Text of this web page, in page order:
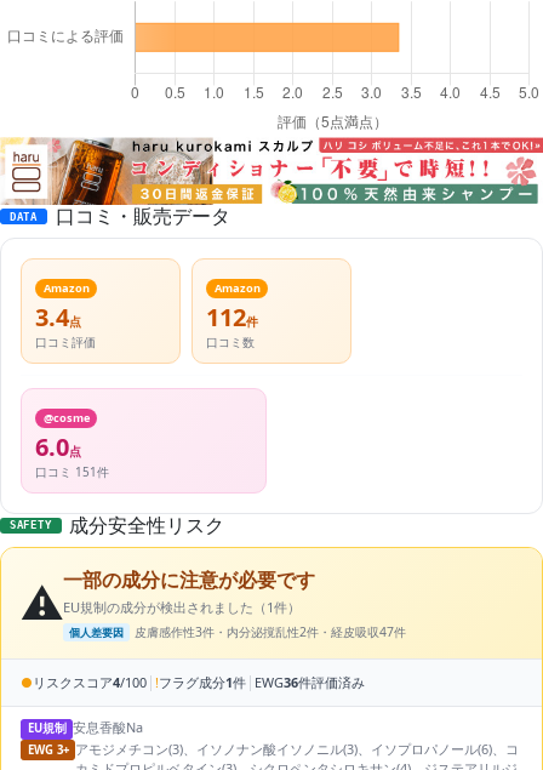
DATA 口コミ・販売データ
Amazon
3.4点
口コミ評価
Amazon
112件
口コミ数
@cosme
6.0点
口コミ 151件
SAFETY 成分安全性リスク
⚠️一部の成分に注意が必要です
EU規制の成分が検出されました（1件）
個人差要因 皮膚感作性3件・内分泌撹乱性2件・経皮吸収47件
● リスクスコア4/100 | !フラグ成分1件 | EWG36件評価済み
EU規制 安息香酸Na
EWG 3+ アモジメチコン(3)、イソノナン酸イソノニル(3)、イソプロパノール(6)、コ